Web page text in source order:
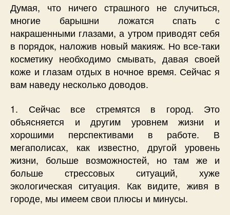
Думая, что ничего страшного не случиться,
многие барышни ложатся спать с
накрашенными глазами, а утром приводят себя
в порядок, наложив новый макияж. Но все-таки
косметику необходимо смывать, давая своей
коже и глазам отдых в ночное время. Сейчас я
вам наведу несколько доводов.
1. Сейчас все стремятся в город. Это
объясняется и другим уровнем жизни и
хорошими перспективами в работе. В
мегаполисах, как известно, другой уровень
жизни, больше возможностей, но там же и
больше стрессовых ситуаций, хуже
экологическая ситуация. Как видите, живя в
городе, мы имеем свои плюсы и минусы.